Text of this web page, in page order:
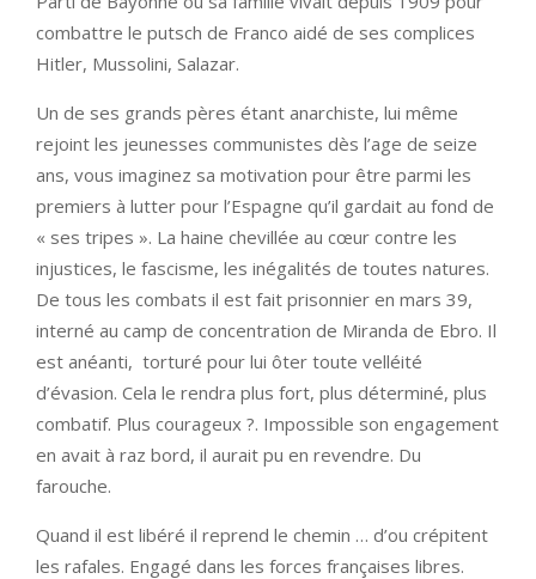
combattre le putsch de Franco aidé de ses complices
Hitler, Mussolini, Salazar.
Un de ses grands pères étant anarchiste, lui même
rejoint les jeunesses communistes dès l’age de seize
ans, vous imaginez sa motivation pour être parmi les
premiers à lutter pour l’Espagne qu’il gardait au fond de
« ses tripes ». La haine chevillée au cœur contre les
injustices, le fascisme, les inégalités de toutes natures.
De tous les combats il est fait prisonnier en mars 39,
interné au camp de concentration de Miranda de Ebro. Il
est anéanti, torturé pour lui ôter toute velléité
d’évasion. Cela le rendra plus fort, plus déterminé, plus
combatif. Plus courageux ?. Impossible son engagement
en avait à raz bord, il aurait pu en revendre. Du
farouche.
Quand il est libéré il reprend le chemin … d’ou crépitent
les rafales. Engagé dans les forces françaises libres.